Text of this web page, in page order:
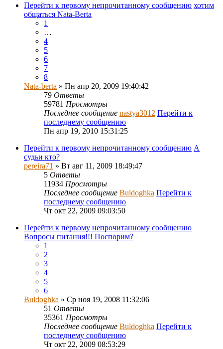
Перейти к первому непрочитанному сообщению хотим
общаться Nata-Berta
1
…
4
5
6
7
8
Nata-berta » Пн апр 20, 2009 19:40:42
79 Ответы
59781 Просмотры
Последнее сообщение nastya3012 Перейти к
последнему сообщению
Пн апр 19, 2010 15:31:25
Перейти к первому непрочитанному сообщению А
судьи кто?
pereira71 » Вт авг 11, 2009 18:49:47
5 Ответы
11934 Просмотры
Последнее сообщение Buldoghka Перейти к
последнему сообщению
Чт окт 22, 2009 09:03:50
Перейти к первому непрочитанному сообщению
Вопросы питания!!! Поспорим?
1
2
3
4
5
6
Buldoghka » Ср ноя 19, 2008 11:32:06
51 Ответы
35361 Просмотры
Последнее сообщение Buldoghka Перейти к
последнему сообщению
Чт окт 22, 2009 08:53:29